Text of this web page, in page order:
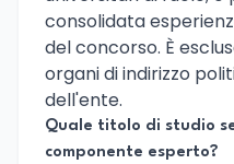
consolidata
del concorso. È
organi di indirizzo
dell'ente.
Quale titolo di studio
componente esperto?